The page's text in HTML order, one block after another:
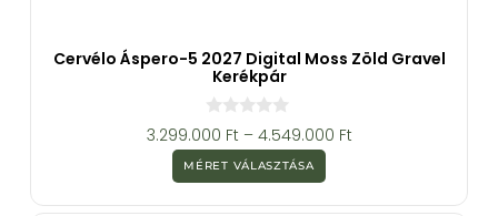
Cervélo Áspero-5 2027 Digital Moss Zöld Gravel
Kerékpár
0
a
z
5
b
3.299.000 Ft – 4.549.000 Ft
MÉRET VÁLASZTÁSA